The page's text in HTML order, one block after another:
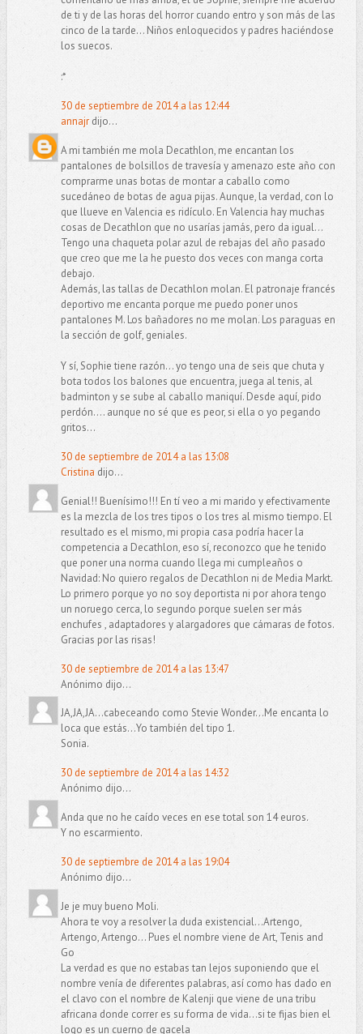
de ti y de las horas del horror cuando entro y son más de las
cinco de la tarde... Niños enloquecidos y padres haciéndose
los suecos.
:*
30 de septiembre de 2014 a las 12:44
annajrdijo...
A mi también me mola Decathlon, me encantan los
pantalones de bolsillos de travesía y amenazo este año con
comprarme unas botas de montar a caballo como
sucedáneo de botas de agua pijas. Aunque, la verdad, con lo
que llueve en Valencia es ridículo. En Valencia hay muchas
cosas de Decathlon que no usarías jamás, pero da igual...
Tengo una chaqueta polar azul de rebajas del año pasado
que creo que me la he puesto dos veces con manga corta
debajo.
Además, las tallas de Decathlon molan. El patronaje francés
deportivo me encanta porque me puedo poner unos
pantalones M. Los bañadores no me molan. Los paraguas en
la sección de golf, geniales.
Y sí, Sophie tiene razón... yo tengo una de seis que chuta y
bota todos los balones que encuentra, juega al tenis, al
badminton y se sube al caballo maniquí. Desde aquí, pido
perdón.... aunque no sé que es peor, si ella o yo pegando
gritos...
30 de septiembre de 2014 a las 13:08
Cristina dijo...
Genial!! Buenísimo!!! En tí veo a mi marido y efectivamente
es la mezcla de los tres tipos o los tres al mismo tiempo. El
resultado es el mismo, mi propia casa podría hacer la
competencia a Decathlon, eso sí, reconozco que he tenido
que poner una norma cuando llega mi cumpleaños o
Navidad: No quiero regalos de Decathlon ni de Media Markt.
Lo primero porque yo no soy deportista ni por ahora tengo
un noruego cerca, lo segundo porque suelen ser más
enchufes , adaptadores y alargadores que cámaras de fotos.
Gracias por las risas!
30 de septiembre de 2014 a las 13:47
Anónimo dijo...
JA,JA,JA...cabeceando como Stevie Wonder...Me encanta lo
loca que estás...Yo también del tipo 1.
Sonia.
30 de septiembre de 2014 a las 14:32
Anónimo dijo...
Anda que no he caído veces en ese total son 14 euros.
Y no escarmiento.
30 de septiembre de 2014 a las 19:04
Anónimo dijo...
Je je muy bueno Moli.
Ahora te voy a resolver la duda existencial...Artengo,
Artengo, Artengo... Pues el nombre viene de Art, Tenis and
Go
La verdad es que no estabas tan lejos suponiendo que el
nombre venía de diferentes palabras, así como has dado en
el clavo con el nombre de Kalenji que viene de una tribu
africana donde correr es su forma de vida...si te fijas bien el
logo es un cuerno de gacela